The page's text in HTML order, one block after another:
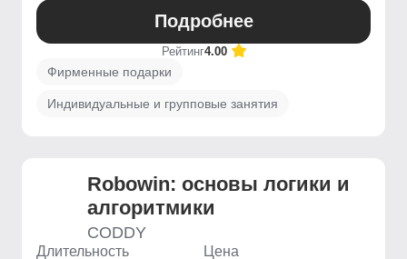
Подробнее
Рейтинг4.00
Фирменные подарки
Индивидуальные и групповые занятия
Robowin: основы логики и
алгоритмики
CODDY
Длительность
Цена